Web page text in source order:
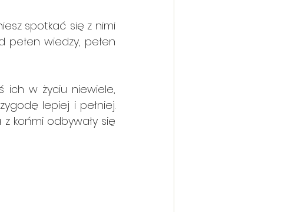
spotkać się z nimi
wiedzy, pełen
ich w życiu niewiele,
lepiej i pełniej.
końmi odbywały się